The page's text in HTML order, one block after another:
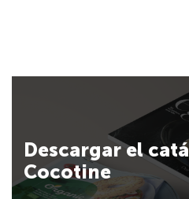
Descargar el
Cocotine